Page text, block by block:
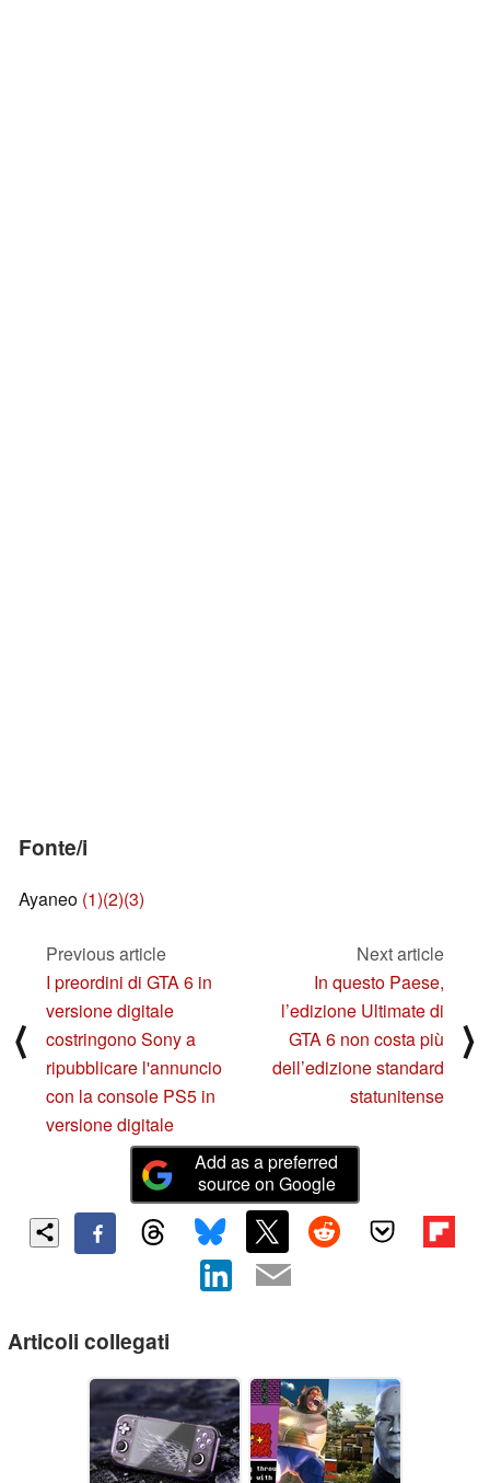
Fonte/i
Ayaneo (1)(2)(3)
⟨
Previous article
I preordini di GTA 6 in
versione digitale
costringono Sony a
ripubblicare l'annuncio
con la console PS5 in
versione digitale
Next article
In questo Paese,
l’edizione Ultimate di
GTA 6 non costa più
dell’edizione standard
statunitense
⟩
Add as a preferred
source on Google
Articoli collegati